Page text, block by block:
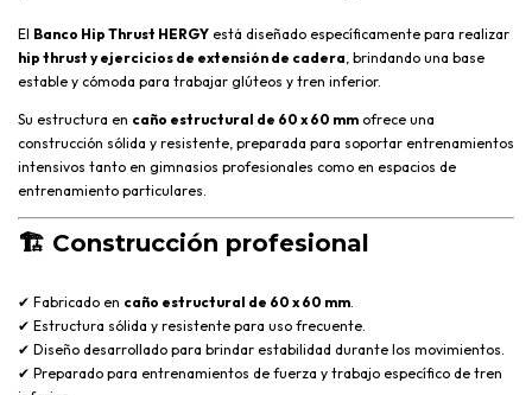
El Banco Hip Thrust HERGY está diseñado específicamente para realizar
hip thrust y ejercicios de extensión de cadera, brindando una base
estable y cómoda para trabajar glúteos y tren inferior.
Su estructura en caño estructural de 60 x 60 mm ofrece una
construcción sólida y resistente, preparada para soportar entrenamientos
intensivos tanto en gimnasios profesionales como en espacios de
entrenamiento particulares.
🏗️ Construcción profesional
✔ Fabricado en caño estructural de 60 x 60 mm.
✔ Estructura sólida y resistente para uso frecuente.
✔ Diseño desarrollado para brindar estabilidad durante los movimientos.
✔ Preparado para entrenamientos de fuerza y trabajo específico de tren